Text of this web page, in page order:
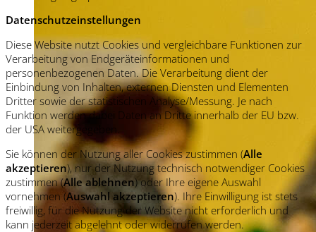
Datenschutzeinstellungen
Diese Website nutzt Cookies und vergleichbare Funktionen zur
Verarbeitung von Endgeräteinformationen und
personenbezogenen Daten. Die Verarbeitung dient der
Einbindung von Inhalten, externen Diensten und Elementen
Dritter sowie der statistischen Analyse/Messung. Je nach
Funktion werden dabei Daten an Dritte innerhalb der EU bzw.
der USA weitergegeben.
Sie können der Nutzung aller Cookies zustimmen (Alle
akzeptieren), nur der Nutzung technisch notwendiger Cookies
zustimmen (Alle ablehnen) oder Ihre eigene Auswahl
vornehmen (Auswahl akzeptieren). Ihre Einwilligung ist stets
freiwillig, für die Nutzung der Website nicht erforderlich und
kann jederzeit abgelehnt oder widerrufen werden.